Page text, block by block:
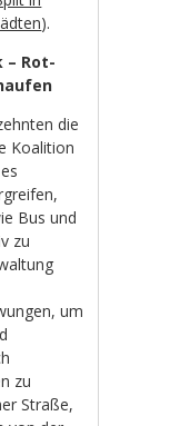
).
Rot-
die
Koalition
Bus und
zu
um
zu
Straße,